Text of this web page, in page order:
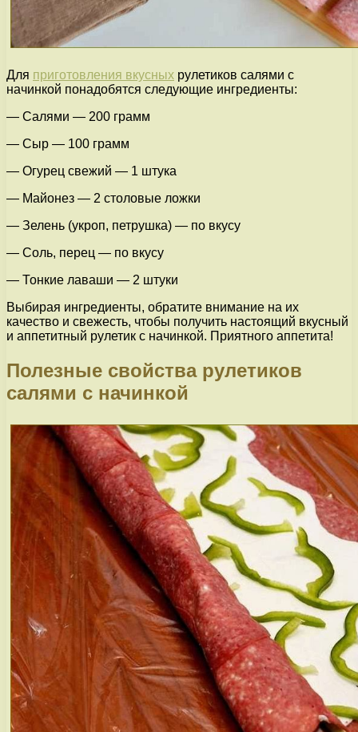
Для приготовления вкусных рулетиков салями с
начинкой понадобятся следующие ингредиенты:
— Салями — 200 грамм
— Сыр — 100 грамм
— Огурец свежий — 1 штука
— Майонез — 2 столовые ложки
— Зелень (укроп, петрушка) — по вкусу
— Соль, перец — по вкусу
— Тонкие лаваши — 2 штуки
Выбирая ингредиенты, обратите внимание на их
качество и свежесть, чтобы получить настоящий вкусный
и аппетитный рулетик с начинкой. Приятного аппетита!
Полезные свойства рулетиков
салями с начинкой